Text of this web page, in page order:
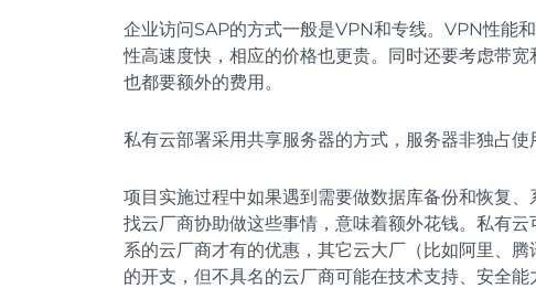
企业访问SAP的方式一般是VPN和专线。VPN性能
性高速度快，相应的价格也更贵。同时还要考虑带
也都要额外的费用。
私有云部署采用共享服务器的方式，服务器非独占使
项目实施过程中如果遇到需要做数据库备份和恢复
找云厂商协助做这些事情，意味着额外花钱。私有
系的云厂商才有的优惠，其它云大厂（比如阿里、
的开支，但不具名的云厂商可能在技术支持、安全